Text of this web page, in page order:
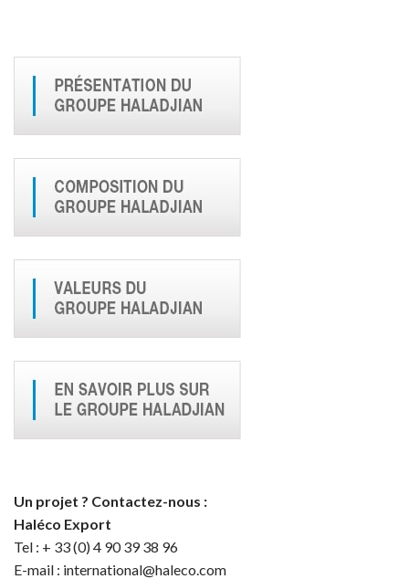
Un projet ? Contactez-nous :
Haléco Export
Tel : + 33 (0) 4 90 39 38 96
E-mail : international@haleco.com